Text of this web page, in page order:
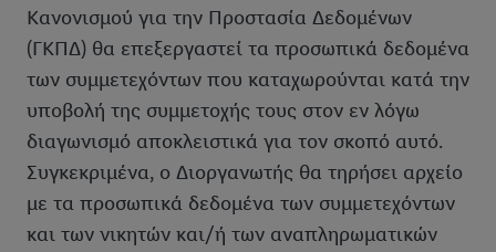
Κανονισμού για την Προστασία Δεδομένων
(ΓΚΠΔ) θα επεξεργαστεί τα προσωπικά δεδομένα
των συμμετεχόντων που καταχωρούνται κατά την
υποβολή της συμμετοχής τους στον εν λόγω
διαγωνισμό αποκλειστικά για τον σκοπό αυτό.
Συγκεκριμένα, ο Διοργανωτής θα τηρήσει αρχείο
με τα προσωπικά δεδομένα των συμμετεχόντων
και των νικητών και/ή των αναπληρωματικών